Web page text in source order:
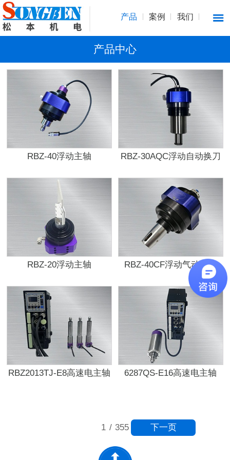
产品 案例 我们
产品中心
RBZ-40浮动主轴
RBZ-30AQC浮动自动换刀
RBZ-20浮动主轴 RBZ-40CF浮动气动锉刀
RBZ2013TJ-E8高速电主轴 6287QS-E16高速电主轴
1 / 355 下一页